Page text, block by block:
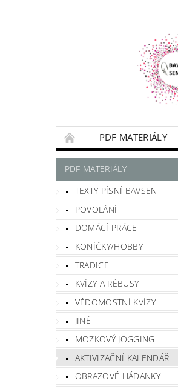
PDF MATERIÁLY
NAPIŠTE MI
PDF MATERIÁLY
TEXTY PÍSNÍ BAVSEN
POVOLÁNÍ
DOMÁCÍ PRÁCE
KONÍČKY/HOBBY
TRADICE
KVÍZY A RÉBUSY
VĚDOMOSTNÍ KVÍZY
JINÉ
MOZKOVÝ JOGGING
AKTIVIZAČNÍ KALENDÁŘ
OBRAZOVÉ HÁDANKY